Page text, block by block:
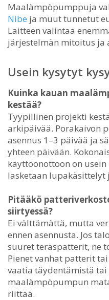
Maalämpöpumppuja
Nibe ja muut tunnetut
Laitteen valintaa
järjestelmän mitoitus ja
Usein kysytyt
Kuinka kauan
kestää?
Tyypillinen projekti
arkipäivää. Porakaivon
asennus 1–3 päivää ja
yhteen päivään.
käyttöönottoon on
lasketaan
Pitääkö
siirtyessä?
Ei välttämättä, mutta
ennen asennusta. Jos
suuret teräspatterit, ne
Pienet vanhat patterit
vaatia täydentämistä
maalämpöpumpun
riittää.